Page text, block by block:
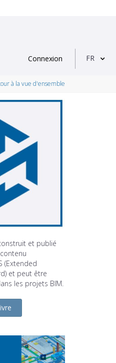
Connexion FR
à la vue d'ensemble
et publié
(Extended
et peut être
les projets BIM.